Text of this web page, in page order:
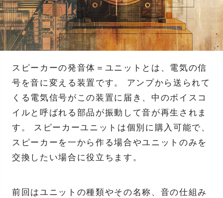
スピーカーの発音体＝ユニットとは、電気の信
号を音に変える装置です。 アンプから送られて
くる電気信号がこの装置に届き、中のボイスコ
イルと呼ばれる部品が振動して音が再生されま
す。 スピーカーユニットは個別に購入可能で、
スピーカーを一から作る場合やユニットのみを
交換したい場合に役立ちます。
前回はユニットの種類やその名称、音の仕組み